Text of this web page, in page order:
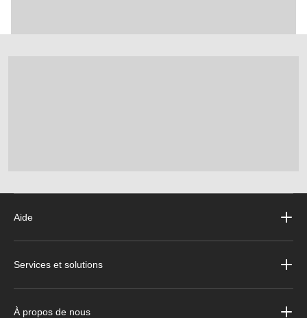
Aide
Services et solutions
À propos de nous